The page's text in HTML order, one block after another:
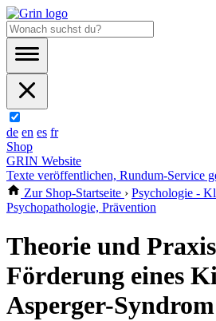
de en es fr
Shop
GRIN Website
Texte veröffentlichen, Rundum-Service
Zur Shop-Startseite › Psychologie -
Psychopathologie, Prävention
Theorie und
Förderung eines
Asperger-Syndrom